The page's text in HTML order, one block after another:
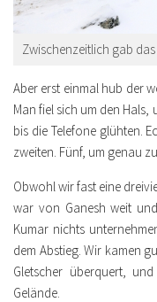
Zwischenzeitlich gab
Aber erst einmal hub der
Man fiel sich um den
bis die Telefone glühten.
zweiten. Fünf, um genau
Obwohl wir fast eine
war von Ganesh weit
Kumar nichts
dem Abstieg. Wir kamen
Gletscher überquert,
Gelände.